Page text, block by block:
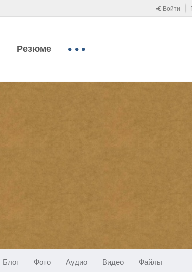
Войти
Резюме
Блог Фото Аудио Видео Файлы